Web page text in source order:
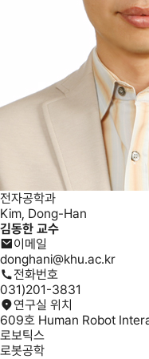
전자공학과
Kim, Dong-Han
김동한 교수
이메일
donghani@khu.ac.kr
전화번호
031)201-3831
연구실 위치
609호 Human Robot
로보틱스
로봇공학